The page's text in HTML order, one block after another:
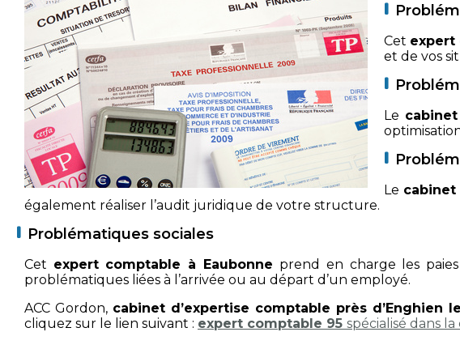
Cet expert
et de vos
Le cabinet
Le cabinet
également réaliser l’audit juridique de votre structure.
Problématiques sociales
Cet expert comptable à Eaubonne prend en charge les
problématiques liées à l’arrivée ou au départ d’un employé.
ACC Gordon, cabinet d’expertise comptable près d’Enghien
cliquez sur le lien suivant : expert comptable 95 spécialisé dans